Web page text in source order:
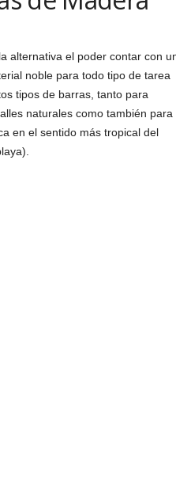
alternativa el poder contar con
noble para todo tipo de tarea
tipos de barras, tanto para
naturales como también para
en el sentido más tropical del